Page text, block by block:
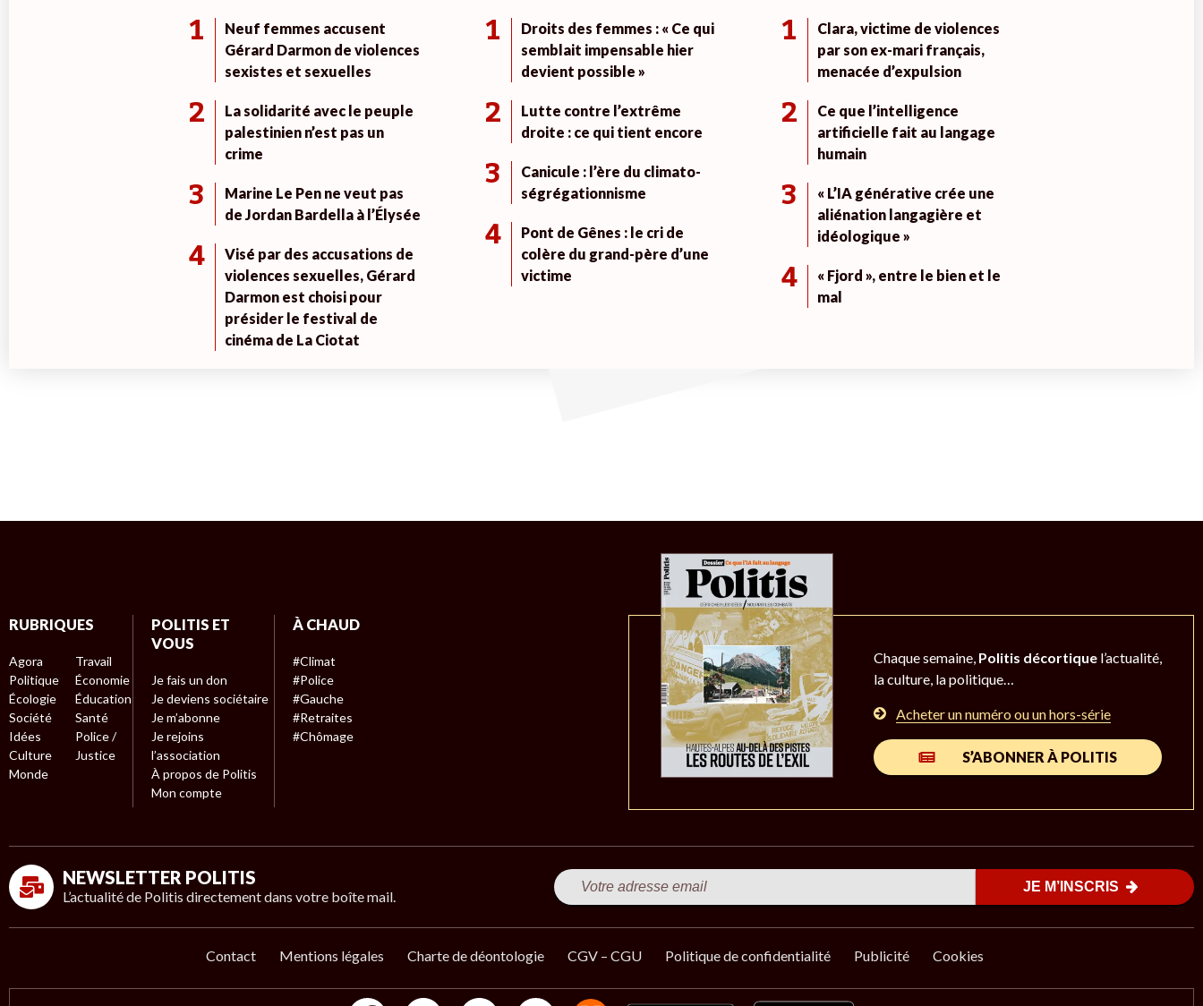
1
Neuf femmes accusent
Gérard Darmon de violences
sexistes et sexuelles
2
La solidarité avec le peuple
palestinien n’est pas un
crime
3
Marine Le Pen ne veut pas
de Jordan Bardella à l’Élysée
4
Visé par des accusations de
violences sexuelles, Gérard
Darmon est choisi pour
présider le festival de
cinéma de La Ciotat
1
Droits des femmes : « Ce qui
semblait impensable hier
devient possible »
2
Lutte contre l’extrême
droite : ce qui tient encore
3
Canicule : l’ère du climato-
ségrégationnisme
4
Pont de Gênes : le cri de
colère du grand-père d’une
victime
1
Clara, victime de violences
par son ex-mari français,
menacée d’expulsion
2
Ce que l’intelligence
artificielle fait au langage
humain
3
« L’IA générative crée une
aliénation langagière et
idéologique »
4
« Fjord », entre le bien et le
mal
RUBRIQUES
Agora
Politique
Écologie
Société
Idées
Culture
Monde
Travail
Économie
Éducation
Santé
Police /
Justice
POLITIS ET
VOUS
Je fais un don
Je deviens sociétaire
Je m’abonne
Je rejoins
l’association
À propos de Politis
Mon compte
À CHAUD
#Climat
#Police
#Gauche
#Retraites
#Chômage
Chaque semaine, Politis décortique l’actualité,
la culture, la politique…
Acheter un numéro ou un hors-série
S’ABONNER À POLITIS
NEWSLETTER POLITIS
L’actualité de Politis directement dans votre boîte mail.
JE M’INSCRIS
Contact Mentions légales Charte de déontologie CGV – CGU Politique de confidentialité Publicité Cookies